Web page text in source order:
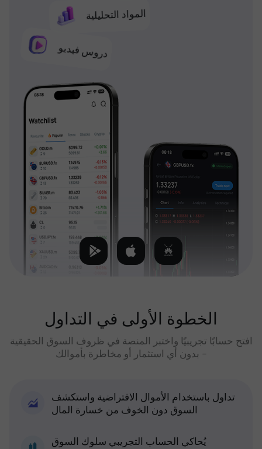
المواد التحليلية
دروس فيديو
الخطوة الأولى في التداول
افتح حسابًا تجريبيًا واختبر المنصة في ظروف السوق الحقيقية
- بدون أي استثمار أو مخاطرة بأموالك
تداول باستخدام الأموال الافتراضية واستكشف
السوق دون الخوف من خسارة المال
يُحاكي الحساب التجريبي سلوك السوق